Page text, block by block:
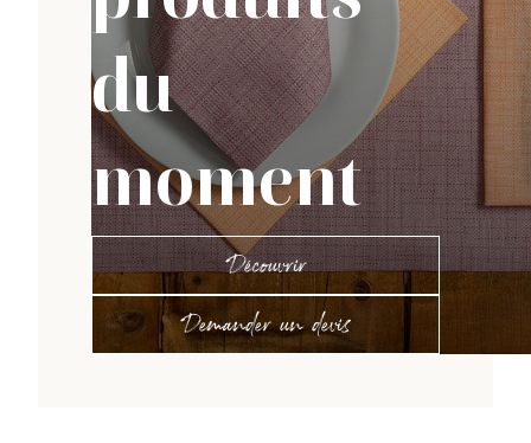
du
moment
Découvrir
Demander un devis